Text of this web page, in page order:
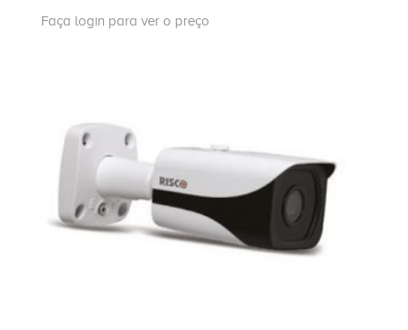
Faça login para ver o preço